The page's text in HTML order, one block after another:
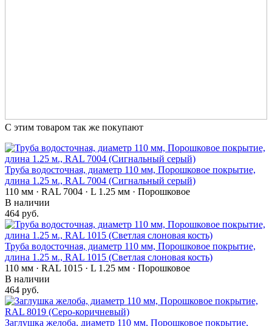
С этим товаром так же покупают
Труба водосточная, диаметр 110 мм, Порошковое покрытие,
длина 1.25 м., RAL 7004 (Сигнальный серый)
110 мм · RAL 7004 · L 1.25 мм · Порошковое
В наличии
464 руб.
Труба водосточная, диаметр 110 мм, Порошковое покрытие,
длина 1.25 м., RAL 1015 (Светлая слоновая кость)
110 мм · RAL 1015 · L 1.25 мм · Порошковое
В наличии
464 руб.
Заглушка желоба, диаметр 110 мм, Порошковое покрытие,